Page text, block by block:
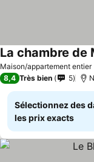
Maison/appartement entier
La chambre de
8,4 Très bien 5
Sélectionnez des
les prix exacts